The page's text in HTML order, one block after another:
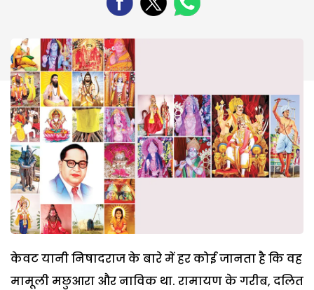
केवट यानी निषादराज के बारे में हर कोई जानता है कि वह
मामूली मछुआरा और नाविक था. रामायण के गरीब, दलित